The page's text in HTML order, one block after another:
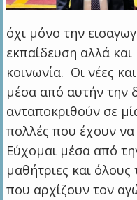
όχι μόνο την
εκπαίδευση αλλά
κοινωνία. Οι νέες
μέσα από αυτήν την
ανταποκριθούν σε
πολλές που έχουν
Εύχομαι μέσα από
μαθήτριες και
που αρχίζουν τον